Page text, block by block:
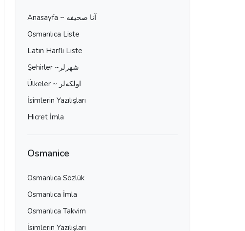
Anasayfa ~ آنا صحيفه
Osmanlıca Liste
Latin Harfli Liste
Şehirler ~شهرلر
Ülkeler ~ اولكه‌لر
İsimlerin Yazılışları
Hicret İmla
Osmanice
Osmanlıca Sözlük
Osmanlıca İmla
Osmanlıca Takvim
İsimlerin Yazılışları